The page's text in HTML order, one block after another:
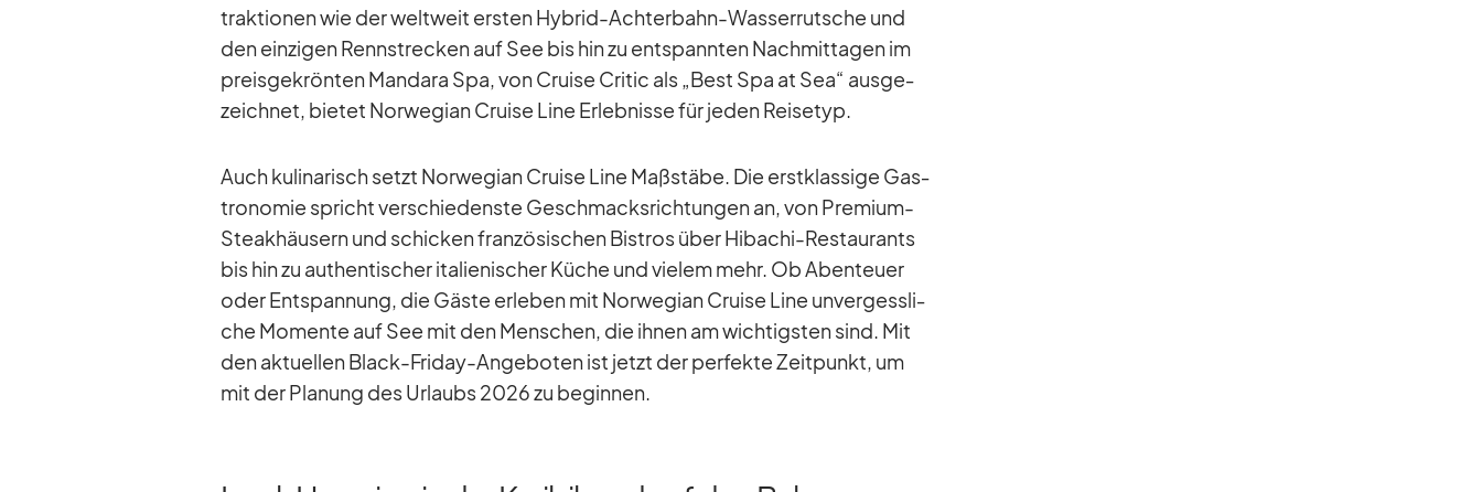
trak­tio­nen wie der welt­weit ers­ten Hy­brid-Ach­ter­bahn-Was­ser­rut­sche und
den ein­zi­gen Renn­stre­cken auf See bis hin zu ent­spann­ten Nach­mit­ta­gen im
preis­ge­krön­ten Man­dara Spa, von Cruise Cri­tic als „Best Spa at Sea“ aus­ge­
zeich­net, bie­tet Nor­we­gian Cruise Line Er­leb­nisse für je­den Rei­se­typ.
Auch ku­li­na­risch setzt Nor­we­gian Cruise Line Maß­stäbe. Die erst­klas­sige Gas­
tro­no­mie spricht ver­schie­denste Ge­schmacks­rich­tun­gen an, von Pre­mium-
Steak­häu­sern und schi­cken fran­zö­si­schen Bis­tros über Hi­bachi-Re­stau­rants
bis hin zu au­then­ti­scher ita­lie­ni­scher Kü­che und vie­lem mehr. Ob Aben­teuer
oder Ent­span­nung, die Gäste er­le­ben mit Nor­we­gian Cruise Line un­ver­gess­li­
che Mo­mente auf See mit den Men­schen, die ih­nen am wich­tigs­ten sind. Mit
den ak­tu­el­len Black-Fri­day-An­ge­bo­ten ist jetzt der per­fekte Zeit­punkt, um
mit der Pla­nung des Ur­laubs 2026 zu be­gin­nen.